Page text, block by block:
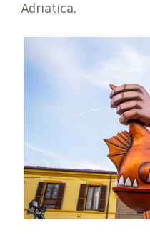
Adriatica.